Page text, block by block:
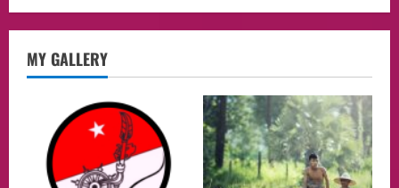
MY GALLERY
lembaga investor, Berorientasi Untuk
Meningkatkan SDM
05/08/2026
Health
Aliyuddin: Anak Indonesia di Luar Negeri